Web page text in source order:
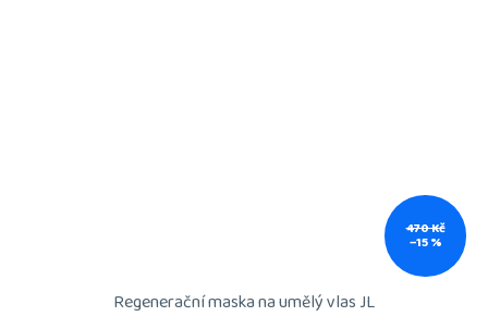
470 Kč
–15 %
Regenerační maska na umělý vlas JL